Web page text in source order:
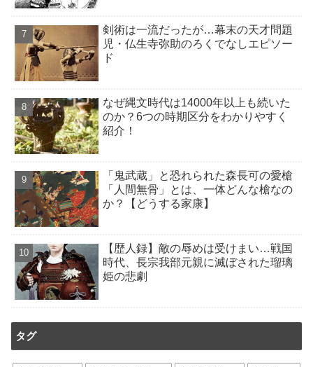
剣術は一流だったが…幕末の天才問題
児・仏生寺弥助のろくでなしエピソー
ド
なぜ縄文時代は14000年以上も続いた
のか？6つの時期区分をわかりやすく
紹介！
「鬼武蔵」と恐れられた森長可の愛槍
「人間無骨」とは、一体どんな槍なの
か？【どうする家康】
【歴人録】敵の辱めは受けまい…戦国
時代、長宗我部元親に滅ぼされた瑠璃
姫の悲劇
タグ